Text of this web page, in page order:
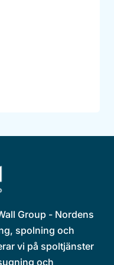
Group - Nordens
spolning och
vi på spoltjänster
och